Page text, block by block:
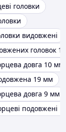
головки
видовжені
головок 1/
довга 10 мм
19 мм
довга 9 мм
подовжені 1